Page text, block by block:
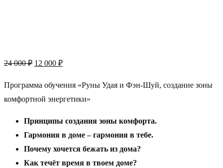
24 000₽ Первоначальная
составляла
24
000 ₽.
12 000 ₽Текущая
12
000 ₽.
Программа обучения «Руны Удая и Фэн-Шуй, создание зоны
комфортной энергетики»
Принципы создания зоны комфорта.
Гармония в доме – гармония в тебе.
Почему хочется бежать из дома?
Как течёт время в твоем доме?